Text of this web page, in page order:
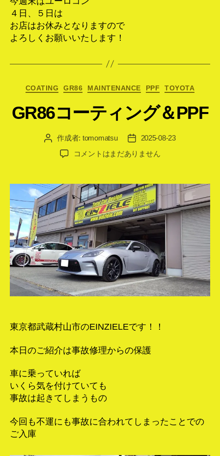
４日、５日は
お店はお休みとなりますので
よろしくお願いいたします！
カ
ゴ
リ
COATING GR86 MAINTENANCE PPF TOYOTA
GR86コーティング＆PPF
投 作成者: tomomatsu
投
稿
日
2025-08-23
GR86
テ
ィ
ン
グ
＆
PPF
へ
の
コメントはまだありません
東京都武蔵村山市のEINZIELEです！！
本日のご紹介は事故修理からの保護
車に乗っていれば
いくら気を付けていても
事故は起きてしまうもの
今回も不運にも事故に合われてしまったことでの
ご入庫